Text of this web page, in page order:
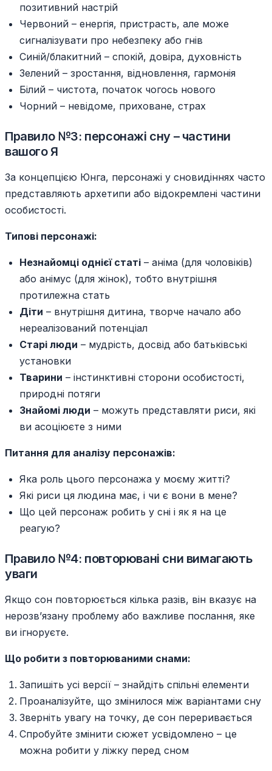
позитивний настрій
Червоний – енергія, пристрасть, але може
сигналізувати про небезпеку або гнів
Синій/блакитний – спокій, довіра, духовність
Зелений – зростання, відновлення, гармонія
Білий – чистота, початок чогось нового
Чорний – невідоме, приховане, страх
Правило №3: персонажі сну – частини
вашого Я
За концепцією Юнга, персонажі у сновидіннях часто
представляють архетипи або відокремлені частини
особистості.
Типові персонажі:
Незнайомці однієї статі – аніма (для чоловіків)
або анімус (для жінок), тобто внутрішня
протилежна стать
Діти – внутрішня дитина, творче начало або
нереалізований потенціал
Старі люди – мудрість, досвід або батьківські
установки
Тварини – інстинктивні сторони особистості,
природні потяги
Знайомі люди – можуть представляти риси, які
ви асоціюєте з ними
Питання для аналізу персонажів:
Яка роль цього персонажа у моєму житті?
Які риси ця людина має, і чи є вони в мене?
Що цей персонаж робить у сні і як я на це
реагую?
Правило №4: повторювані сни вимагають
уваги
Якщо сон повторюється кілька разів, він вказує на
нерозв’язану проблему або важливе послання, яке
ви ігноруєте.
Що робити з повторюваними снами:
Запишіть усі версії – знайдіть спільні елементи
Проаналізуйте, що змінилося між варіантами сну
Зверніть увагу на точку, де сон переривається
Спробуйте змінити сюжет усвідомлено – це
можна робити у ліжку перед сном